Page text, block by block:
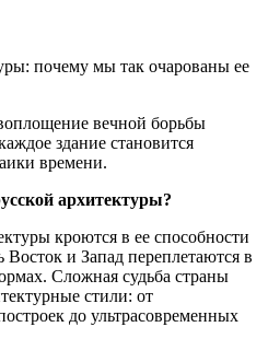
вечной борьбы
здание становится
времени.
архитектуры?
кроются в ее способности
Восток и Запад переплетаются в
Сложная судьба страны
стили: от
до ультрасовременных